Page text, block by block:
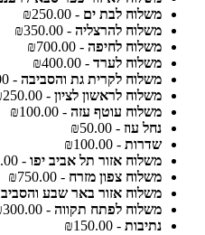
משלוח לבת ים - ₪250.00
משלוח להרצליה - ₪350.00
משלוח לחיפה - ₪700.00
משלוח לערד - ₪400.00
משלוח לקרית גת והסביבה - ₪250.00
משלוח לראשון לציון - ₪250.00
משלוח עוטף עזה - ₪100.00
נחל עוז - ₪50.00
שדרות - ₪100.00
משלוח אזור תל אביב יפו - ₪350.00
משלוח צפון מזרח - ₪750.00
משלוח אזור באר שבע
משלוח לפתח תקווה - ₪300.00
נתיבות - ₪150.00